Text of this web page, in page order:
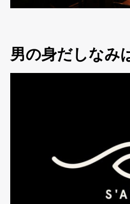
男の身だしなみ